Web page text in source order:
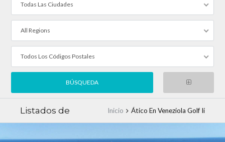
Todas Las Ciudades
All Regions
Todos Los Códigos Postales
Listados de Inicio Ático En Veneziola Golf Ii